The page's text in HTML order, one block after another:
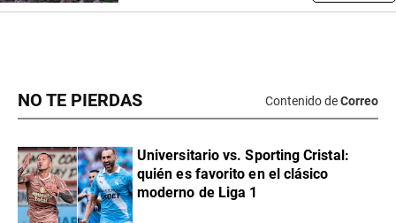
NO TE PIERDAS Contenido deCorreo
Universitario vs. Sporting Cristal:
quién es favorito en el clásico
moderno de Liga 1